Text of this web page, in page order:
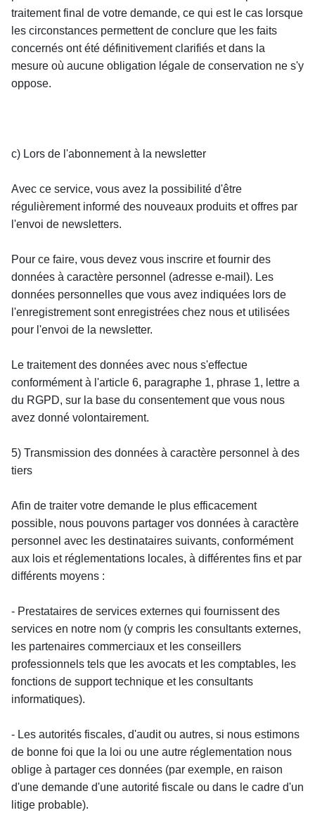
traitement final de votre demande, ce qui est le cas lorsque
les circonstances permettent de conclure que les faits
concernés ont été définitivement clarifiés et dans la
mesure où aucune obligation légale de conservation ne s'y
oppose.
c) Lors de l'abonnement à la newsletter
Avec ce service, vous avez la possibilité d'être
régulièrement informé des nouveaux produits et offres par
l'envoi de newsletters.
Pour ce faire, vous devez vous inscrire et fournir des
données à caractère personnel (adresse e-mail). Les
données personnelles que vous avez indiquées lors de
l'enregistrement sont enregistrées chez nous et utilisées
pour l'envoi de la newsletter.
Le traitement des données avec nous s'effectue
conformément à l'article 6, paragraphe 1, phrase 1, lettre a
du RGPD, sur la base du consentement que vous nous
avez donné volontairement.
5) Transmission des données à caractère personnel à des
tiers
Afin de traiter votre demande le plus efficacement
possible, nous pouvons partager vos données à caractère
personnel avec les destinataires suivants, conformément
aux lois et réglementations locales, à différentes fins et par
différents moyens :
- Prestataires de services externes qui fournissent des
services en notre nom (y compris les consultants externes,
les partenaires commerciaux et les conseillers
professionnels tels que les avocats et les comptables, les
fonctions de support technique et les consultants
informatiques).
- Les autorités fiscales, d'audit ou autres, si nous estimons
de bonne foi que la loi ou une autre réglementation nous
oblige à partager ces données (par exemple, en raison
d'une demande d'une autorité fiscale ou dans le cadre d'un
litige probable).